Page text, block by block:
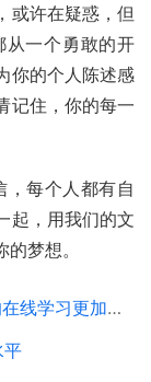
或许在疑惑，但
从一个勇敢的开
你的个人陈述感
记住，你的每一
，每个人都有自
起，用我们的文
梦想。
学习更加轻松
平